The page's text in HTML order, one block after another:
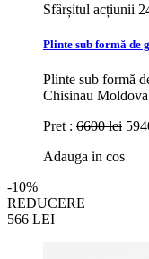
Sfârșitul acțiunii
Plinte sub formă de
Plinte sub formă
Chisinau Moldova
Pret : 6600 lei
Adauga in cos
-10%
REDUCERE
566 LEI